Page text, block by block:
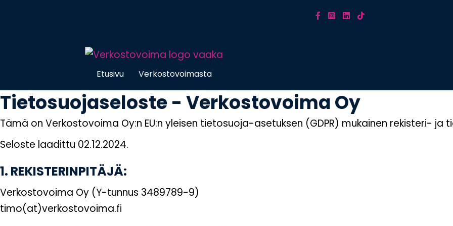
Etusivu Verkostovoimasta
Tietosuojaseloste - Verkostovoima Oy
Tämä on Verkostovoima Oy:n EU:n yleisen tietosuoja-asetuksen (GDPR) mukainen rekisteri- ja
Seloste laadittu 02.12.2024.
1. REKISTERINPITÄJÄ:
Verkostovoima Oy (Y-tunnus 3489789-9)
timo(at)verkostovoima.fi